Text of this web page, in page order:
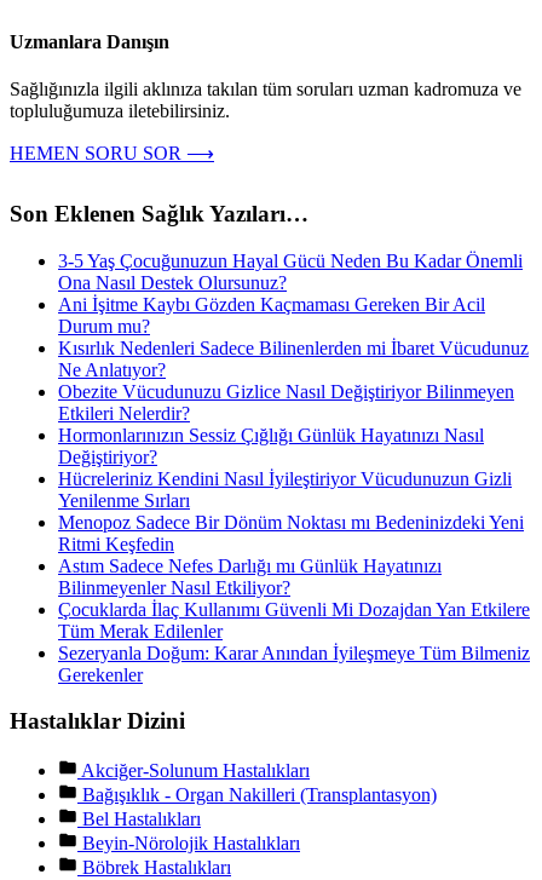
Uzmanlara Danışın
Sağlığınızla ilgili aklınıza takılan tüm soruları uzman kadromuza ve
topluluğumuza iletebilirsiniz.
HEMEN SORU SOR ⟶
Son Eklenen Sağlık Yazıları…
3-5 Yaş Çocuğunuzun Hayal Gücü Neden Bu Kadar Önemli
Ona Nasıl Destek Olursunuz?
Ani İşitme Kaybı Gözden Kaçmaması Gereken Bir Acil
Durum mu?
Kısırlık Nedenleri Sadece Bilinenlerden mi İbaret Vücudunuz
Ne Anlatıyor?
Obezite Vücudunuzu Gizlice Nasıl Değiştiriyor Bilinmeyen
Etkileri Nelerdir?
Hormonlarınızın Sessiz Çığlığı Günlük Hayatınızı Nasıl
Değiştiriyor?
Hücreleriniz Kendini Nasıl İyileştiriyor Vücudunuzun Gizli
Yenilenme Sırları
Menopoz Sadece Bir Dönüm Noktası mı Bedeninizdeki Yeni
Ritmi Keşfedin
Astım Sadece Nefes Darlığı mı Günlük Hayatınızı
Bilinmeyenler Nasıl Etkiliyor?
Çocuklarda İlaç Kullanımı Güvenli Mi Dozajdan Yan Etkilere
Tüm Merak Edilenler
Sezeryanla Doğum: Karar Anından İyileşmeye Tüm Bilmeniz
Gerekenler
Hastalıklar Dizini
Akciğer-Solunum Hastalıkları
Bağışıklık - Organ Nakilleri (Transplantasyon)
Bel Hastalıkları
Beyin-Nörolojik Hastalıkları
Böbrek Hastalıkları